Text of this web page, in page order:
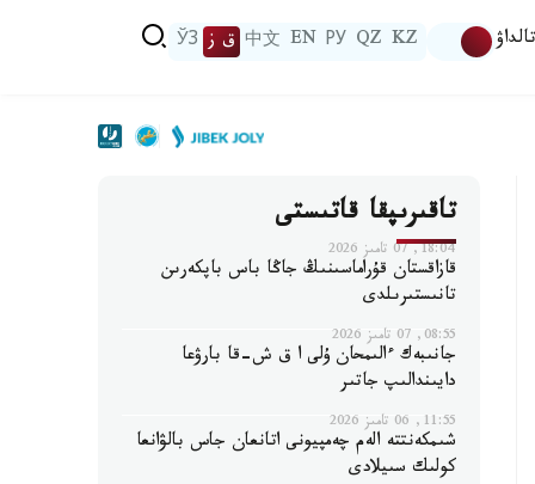
تالداۋ KZ
QZ
РУ
EN
中文 ق ز ЎЗ
تاقىرىپقا قاتىستى
18:04, 07 تامىز 2026
قازاقستان قۇراماسىنىڭ جاڭا باس باپكەرىن
تانىستىرىلدى
08:55, 07 تامىز 2026
جانىبەك ءالىمحان ۇلى ا ق ش-قا بارۋعا
دايىندالىپ جاتىر
11:55, 06 تامىز 2026
شىمكەنتتە الەم چەمپيونى اتانعان جاس بالۋانعا
كولىك سىيلادى